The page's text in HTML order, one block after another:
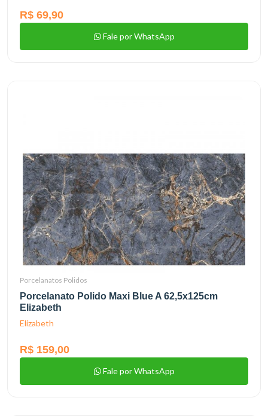
R$ 69,90
Fale por WhatsApp
Porcelanatos Polidos
Porcelanato Polido Maxi Blue A 62,5x125cm
Elizabeth
Elizabeth
R$ 159,00
Fale por WhatsApp